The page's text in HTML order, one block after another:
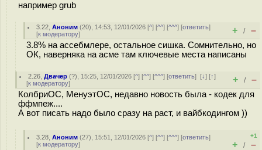
например grub
3.22 ,Аноним (20), 14:53, 12/01/2026 [^] [^^] [^^^] [ответить]
[к модератору] + / –
3.8% на ассебмлере, остальное сишка. Сомнительно, но
ОК, наверняка на асме там ключевые места написаны
2.26 ,Двачер (?), 15:25, 12/01/2026 [^] [^^] [^^^] [ответить][↓] [↑]
[к модератору] + / –
КолбриОС, МенуэтОС, недавно новость была - кодек для
ффмпеж....
А вот писать надо было сразу на раст, и вайбкодингом ))
3.28 ,Аноним (27), 15:51, 12/01/2026 [^] [^^] [^^^] [ответить]
[к модератору]
+1
+ / –